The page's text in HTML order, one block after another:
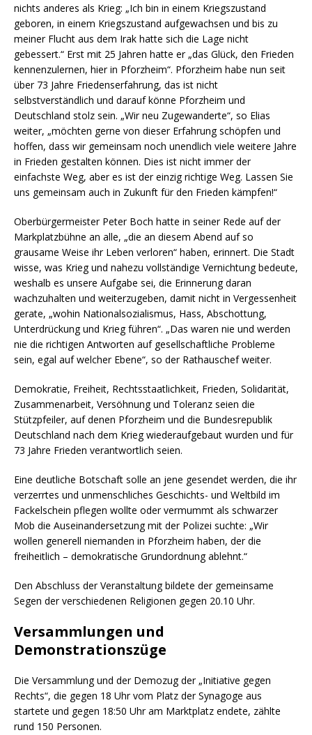
nichts anderes als Krieg: „Ich bin in einem Kriegszustand
geboren, in einem Kriegszustand aufgewachsen und bis zu
meiner Flucht aus dem Irak hatte sich die Lage nicht
gebessert.“ Erst mit 25 Jahren hatte er „das Glück, den Frieden
kennenzulernen, hier in Pforzheim“. Pforzheim habe nun seit
über 73 Jahre Friedenserfahrung, das ist nicht
selbstverständlich und darauf könne Pforzheim und
Deutschland stolz sein. „Wir neu Zugewanderte“, so Elias
weiter, „möchten gerne von dieser Erfahrung schöpfen und
hoffen, dass wir gemeinsam noch unendlich viele weitere Jahre
in Frieden gestalten können. Dies ist nicht immer der
einfachste Weg, aber es ist der einzig richtige Weg. Lassen Sie
uns gemeinsam auch in Zukunft für den Frieden kämpfen!“
Oberbürgermeister Peter Boch hatte in seiner Rede auf der
Markplatzbühne an alle, „die an diesem Abend auf so
grausame Weise ihr Leben verloren“ haben, erinnert. Die Stadt
wisse, was Krieg und nahezu vollständige Vernichtung bedeute,
weshalb es unsere Aufgabe sei, die Erinnerung daran
wachzuhalten und weiterzugeben, damit nicht in Vergessenheit
gerate, „wohin Nationalsozialismus, Hass, Abschottung,
Unterdrückung und Krieg führen“. „Das waren nie und werden
nie die richtigen Antworten auf gesellschaftliche Probleme
sein, egal auf welcher Ebene“, so der Rathauschef weiter.
Demokratie, Freiheit, Rechtsstaatlichkeit, Frieden, Solidarität,
Zusammenarbeit, Versöhnung und Toleranz seien die
Stützpfeiler, auf denen Pforzheim und die Bundesrepublik
Deutschland nach dem Krieg wiederaufgebaut wurden und für
73 Jahre Frieden verantwortlich seien.
Eine deutliche Botschaft solle an jene gesendet werden, die ihr
verzerrtes und unmenschliches Geschichts- und Weltbild im
Fackelschein pflegen wollte oder vermummt als schwarzer
Mob die Auseinandersetzung mit der Polizei suchte: „Wir
wollen generell niemanden in Pforzheim haben, der die
freiheitlich – demokratische Grundordnung ablehnt.“
Den Abschluss der Veranstaltung bildete der gemeinsame
Segen der verschiedenen Religionen gegen 20.10 Uhr.
Versammlungen und
Demonstrationszüge
Die Versammlung und der Demozug der „Initiative gegen
Rechts“, die gegen 18 Uhr vom Platz der Synagoge aus
startete und gegen 18:50 Uhr am Marktplatz endete, zählte
rund 150 Personen.